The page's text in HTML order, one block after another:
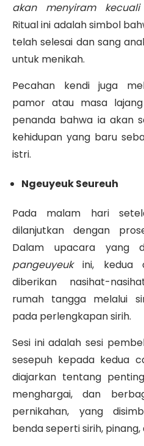
akan menyiram
Ritual ini adalah simbol
telah selesai dan sang
untuk menikah.
Pecahan kendi juga
pamor atau masa
penanda bahwa ia akan
kehidupan yang baru
istri.
Ngeuyeuk Seureuh
Pada malam hari
dilanjutkan dengan
Dalam upacara yang
pangeuyeukini, kedua
diberikan nasihat-
rumah tangga melalui
pada perlengkapan sirih.
Sesi ini adalah sesi
sesepuh kepada kedua
diajarkan tentang
menghargai, dan
pernikahan, yang
benda seperti sirih,